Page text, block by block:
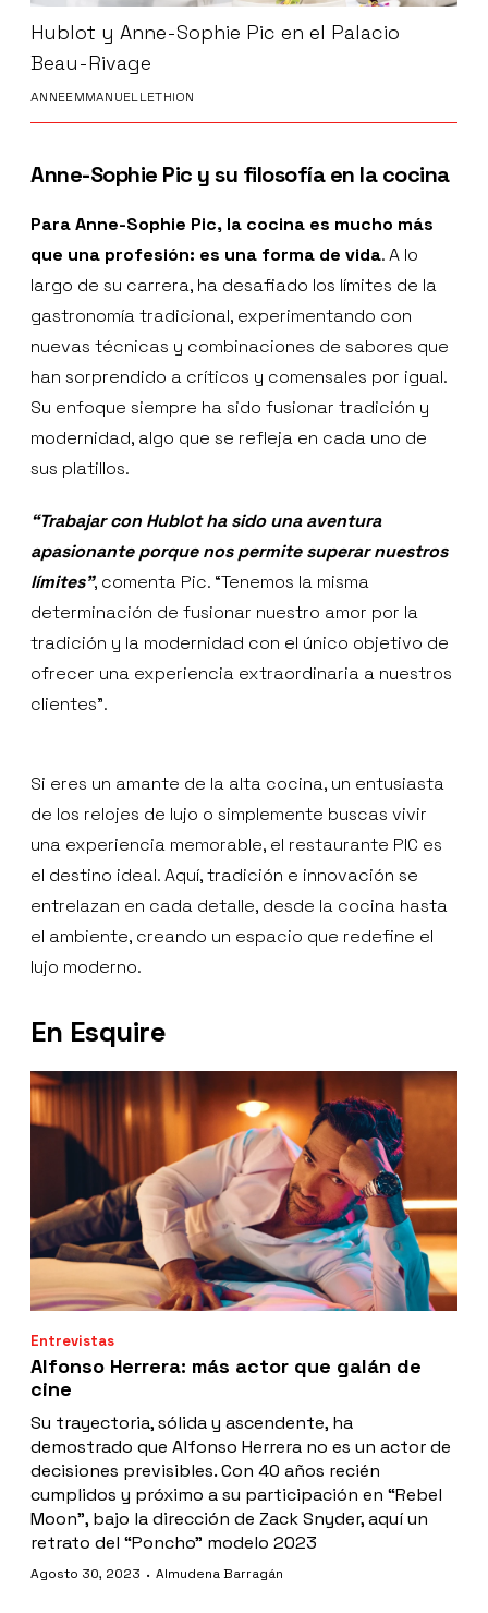
Hublot y Anne-Sophie Pic en el Palacio
Beau-Rivage
ANNEEMMANUELLETHION
Anne-Sophie Pic y su filosofía en la cocina
Para Anne-Sophie Pic, la cocina es mucho más
que una profesión: es una forma de vida. A lo
largo de su carrera, ha desafiado los límites de la
gastronomía tradicional, experimentando con
nuevas técnicas y combinaciones de sabores que
han sorprendido a críticos y comensales por igual.
Su enfoque siempre ha sido fusionar tradición y
modernidad, algo que se refleja en cada uno de
sus platillos.
“Trabajar con Hublot ha sido una aventura
apasionante porque nos permite superar nuestros
límites”, comenta Pic. “Tenemos la misma
determinación de fusionar nuestro amor por la
tradición y la modernidad con el único objetivo de
ofrecer una experiencia extraordinaria a nuestros
clientes”.
Si eres un amante de la alta cocina, un entusiasta
de los relojes de lujo o simplemente buscas vivir
una experiencia memorable, el restaurante PIC es
el destino ideal. Aquí, tradición e innovación se
entrelazan en cada detalle, desde la cocina hasta
el ambiente, creando un espacio que redefine el
lujo moderno.
En Esquire
Entrevistas
Alfonso Herrera: más actor que galán de
cine
Su trayectoria, sólida y ascendente, ha
demostrado que Alfonso Herrera no es un actor de
decisiones previsibles. Con 40 años recién
cumplidos y próximo a su participación en “Rebel
Moon”, bajo la dirección de Zack Snyder, aquí un
retrato del “Poncho” modelo 2023
Agosto 30, 2023 · Almudena Barragán